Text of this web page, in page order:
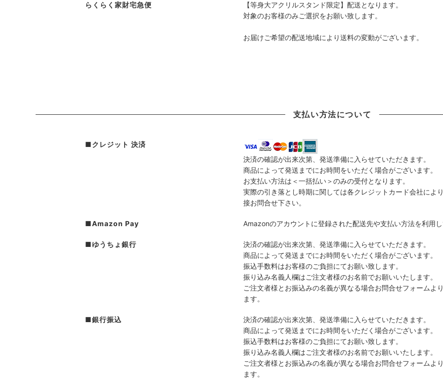
らくらく家財宅急便
【等身大アクリルスタンド限定】配送となります。
対象のお客様のみご選択をお願い致します。
お届けご希望の配送地域により送料の変動がございます。
支払い方法について
■クレジット 決済
決済の確認が出来次第、発送準備に入らせていただきます。
商品によって発送までにお時間をいただく場合がございます。
お支払い方法は＜一括払い＞のみの受付となります。
実際の引き落とし時期に関しては各クレジットカード会社によ
接お問合せ下さい。
■Amazon Pay Amazonのアカウントに登録された配送先や支払い方法を利用し
■ゆうちょ銀行
決済の確認が出来次第、発送準備に入らせていただきます。
商品によって発送までにお時間をいただく場合がございます。
振込手数料はお客様のご負担にてお願い致します。
振り込み名義人欄はご注文者様のお名前でお願いいたします。
ご注文者様とお振込みの名義が異なる場合お問合せフォームよ
ます。
■銀行振込
決済の確認が出来次第、発送準備に入らせていただきます。
商品によって発送までにお時間をいただく場合がございます。
振込手数料はお客様のご負担にてお願い致します。
振り込み名義人欄はご注文者様のお名前でお願いいたします。
ご注文者様とお振込みの名義が異なる場合お問合せフォームよ
ます。